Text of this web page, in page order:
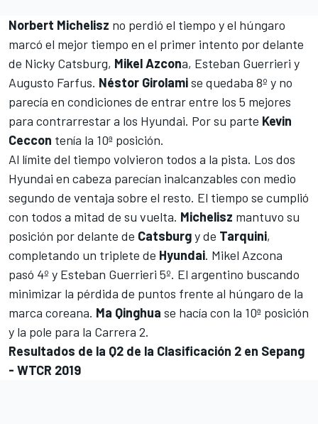
Norbert Michelisz no perdió el tiempo y el húngaro
marcó el mejor tiempo en el primer intento por delante
de Nicky Catsburg, Mikel Azcona, Esteban Guerrieri y
Augusto Farfus. Néstor Girolamise quedaba 8º y no
parecía en condiciones de entrar entre los 5 mejores
para contrarrestar a los Hyundai. Por su parte Kevin
Ceccon tenía la 10ª posición.
Al límite del tiempo volvieron todos a la pista. Los dos
Hyundai en cabeza parecían inalcanzables con medio
segundo de ventaja sobre el resto. El tiempo se cumplió
con todos a mitad de su vuelta. Michelisz mantuvo su
posición por delante de Catsburgy de Tarquini,
completando un triplete de Hyundai. Mikel Azcona
pasó 4º y Esteban Guerrieri 5º. El argentino buscando
minimizar la pérdida de puntos frente al húngaro de la
marca coreana. Ma Qinghua se hacía con la 10ª posición
y la pole para la Carrera 2.
Resultados de la Q2 de la Clasificación 2 en Sepang
- WTCR 2019